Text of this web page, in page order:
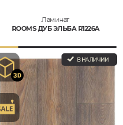
Ламинат
ROOMS ДУБ ЭЛЬБА R1226A
В НАЛИЧИИ